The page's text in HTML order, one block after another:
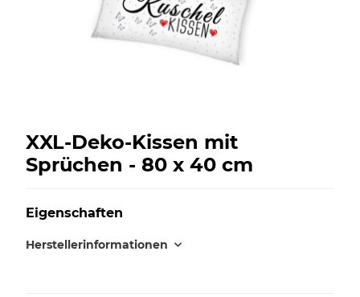
XXL-Deko-Kissen mit
Sprüchen - 80 x 40 cm
Eigenschaften
Herstellerinformationen